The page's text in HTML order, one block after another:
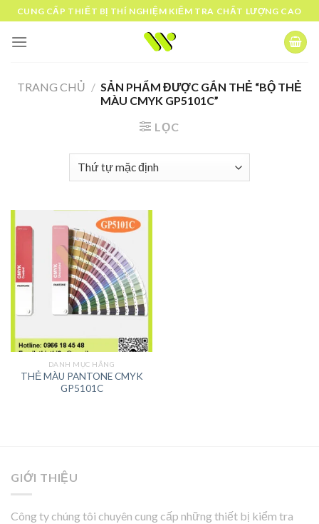
Skip
to
content
CUNG CẤP THIẾT BỊ THÍ NGHIỆM KIỂM TRA CHẤT LƯỢNG CAO
TRANG CHỦ / SẢN PHẨM ĐƯỢC GẮN THẺ “BỘ THẺ
MÀU CMYK GP5101C”
LỌC
DANH MỤC HÃNG
THẺ MÀU PANTONE CMYK
GP5101C
GIỚI THIỆU
Công ty chúng tôi chuyên cung cấp những thiết bị kiểm tra